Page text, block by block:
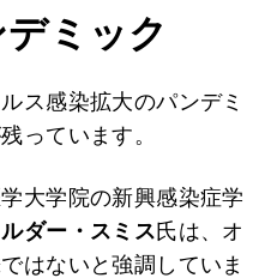
ミック
ス感染拡大のパンデミ
っています。
大学院の新興感染症学
ダー・スミス氏は、オ
はないと強調していま